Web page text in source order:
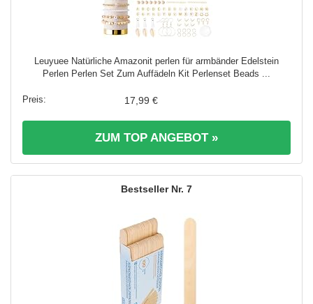
Leuyuee Natürliche Amazonit perlen für armbänder Edelstein
Perlen Perlen Set Zum Auffädeln Kit Perlenset Beads ...
17,99 €
ZUM TOP ANGEBOT »
7